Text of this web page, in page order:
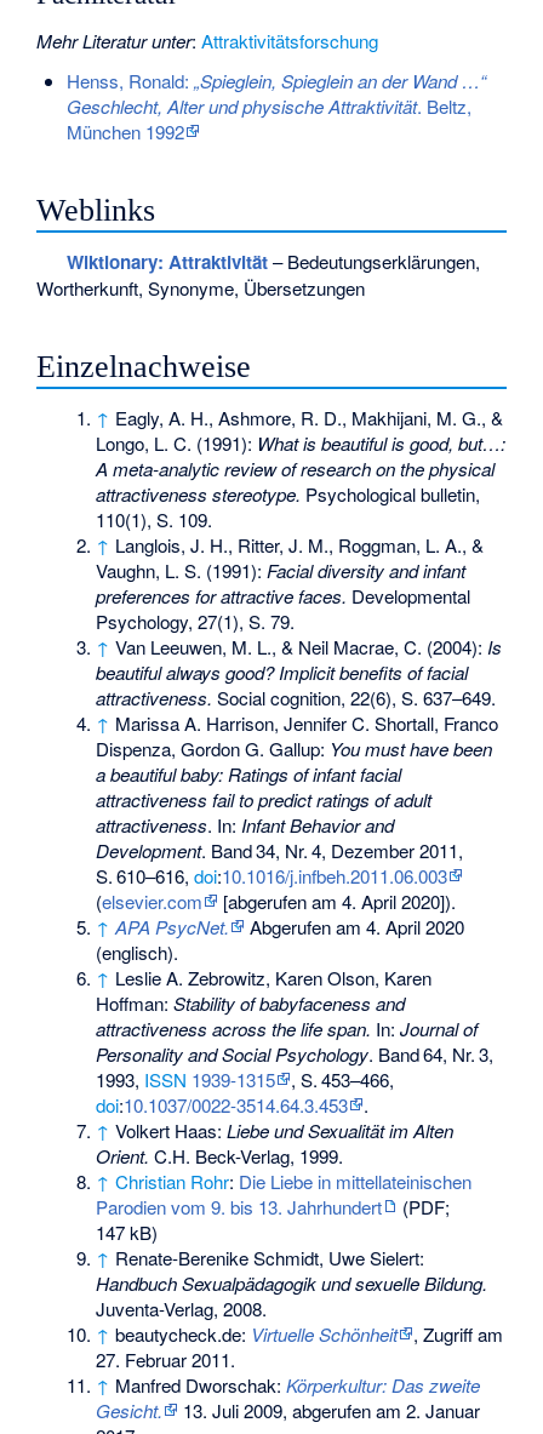
Mehr Literatur unter:Attraktivitätsforschung
Henss, Ronald: „Spieglein, Spieglein an der Wand …“
Geschlecht, Alter und physische Attraktivität. Beltz,
München 1992
Weblinks
Wiktionary: Attraktivität– Bedeutungserklärungen,
Wortherkunft, Synonyme, Übersetzungen
Einzelnachweise
↑ Eagly, A. H., Ashmore, R. D., Makhijani, M. G., &
Longo, L. C. (1991): What is beautiful is good, but…:
A meta-analytic review of research on the physical
attractiveness stereotype. Psychological bulletin,
110(1), S. 109.
↑ Langlois, J. H., Ritter, J. M., Roggman, L. A., &
Vaughn, L. S. (1991): Facial diversity and infant
preferences for attractive faces. Developmental
Psychology, 27(1), S. 79.
↑ Van Leeuwen, M. L., & Neil Macrae, C. (2004): Is
beautiful always good? Implicit benefits of facial
attractiveness. Social cognition, 22(6), S. 637–649.
↑ Marissa A. Harrison, Jennifer C. Shortall, Franco
Dispenza, Gordon G. Gallup: You must have been
a beautiful baby: Ratings of infant facial
attractiveness fail to predict ratings of adult
attractiveness. In: Infant Behavior and
Development. Band34, Nr.4, Dezember 2011,
S.610–616,doi:10.1016/j.infbeh.2011.06.003
(elsevier.com
[abgerufen am 4. April 2020]).
↑ APA PsycNet.
Abgerufen am 4. April 2020
(englisch).
↑ Leslie A. Zebrowitz, Karen Olson, Karen
Hoffman:Stability of babyfaceness and
attractiveness across the life span. In:Journal of
Personality and Social Psychology. Band64, Nr.3,
1993, ISSN 1939-1315 ,S.453–466,
doi:10.1037/0022-3514.64.3.453
.
↑ Volkert Haas:Liebe und Sexualität im Alten
Orient. C.H. Beck-Verlag, 1999.
↑ Christian Rohr: Die Liebe in mittellateinischen
Parodien vom 9. bis 13. Jahrhundert
(PDF;
147 kB)
↑ Renate-Berenike Schmidt, Uwe Sielert:
Handbuch Sexualpädagogik und sexuelle Bildung.
Juventa-Verlag, 2008.
↑ beautycheck.de: Virtuelle Schönheit
, Zugriff am
27. Februar 2011.
↑ Manfred Dworschak:Körperkultur: Das zweite
Gesicht.
13. Juli 2009, abgerufen am 2. Januar